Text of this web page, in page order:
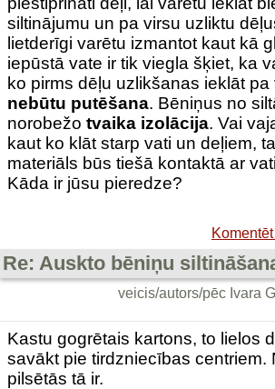
siltinājumu un pa virsu uzliktu
lietderīgi varētu izmantot kaut kā
iepūstā vate ir tik viegla šķiet, ka
ko pirms dēļu uzlikšanas ieklāt pa
nebūtu putēšana. Bēniņus no
norobežo tvaika izolācija. Vai
kaut ko klāt starp vati un deļiem,
materiāls būs tiešā kontaktā ar
Kāda ir jūsu pieredze?
Re: Auskto bēniņu
veicis/autors/pēc Ivara
Kastu gogrētais kartons, to lielos
savākt pie tirdzniecības centriem.
pilsētās tā ir.